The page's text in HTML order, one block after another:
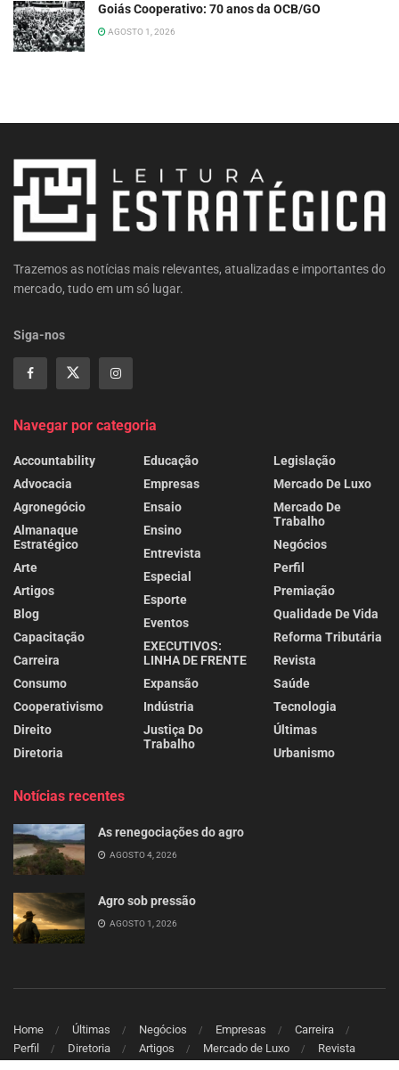
Goiás Cooperativo: 70 anos da OCB/GO
AGOSTO 1, 2026
Trazemos as notícias mais relevantes, atualizadas e importantes do
mercado, tudo em um só lugar.
Siga-nos
Navegar por categoria
Accountability
Advocacia
Agronegócio
Almanaque
Estratégico
Arte
Artigos
Blog
Capacitação
Carreira
Consumo
Cooperativismo
Direito
Diretoria
Educação
Empresas
Ensaio
Ensino
Entrevista
Especial
Esporte
Eventos
EXECUTIVOS:
LINHA DE FRENTE
Expansão
Indústria
Justiça Do
Trabalho
Legislação
Mercado De Luxo
Mercado De
Trabalho
Negócios
Perfil
Premiação
Qualidade De Vida
Reforma Tributária
Revista
Saúde
Tecnologia
Últimas
Urbanismo
Notícias recentes
As renegociações do agro
AGOSTO 4, 2026
Agro sob pressão
AGOSTO 1, 2026
Home Últimas Negócios Empresas
Carreira
Perfil
Diretoria Artigos Mercado de Luxo Revista